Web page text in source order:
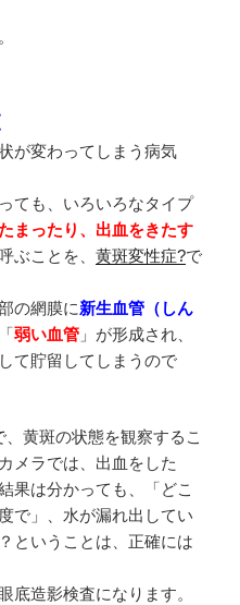
が変わってしまう病気
ても、いろいろなタイプ
まったり、出血をきたす
ぶことを、 黄斑変性症?で
の網膜に新生血管（しん
弱い血管 」が形成され、
て貯留してしまうので
黄斑の状態を観察するこ
メラでは、出血をした
果は分かっても、「どこ
で」、水が漏れ出してい
ということは、正確には
底造影検査になります。